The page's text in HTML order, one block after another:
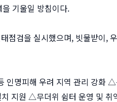
기울일 방침이다.
점검을 실시했으며, 빗물받이,
인명피해 우려 지역 관리 강화
지원 △무더위 쉼터 운영 및